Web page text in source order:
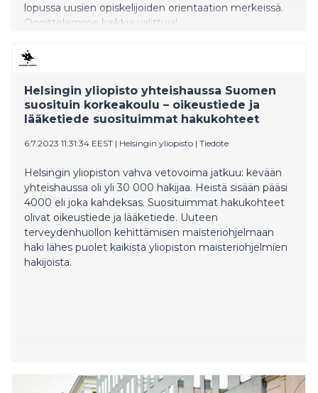
lopussa uusien opiskelijoiden orientaation merkeissä.
Onnittelemme kaikkia valittuja!
Helsingin yliopisto yhteishaussa Suomen
suosituin korkeakoulu – oikeustiede ja
lääketiede suosituimmat hakukohteet
6.7.2023 11:31:34 EEST | Helsingin yliopisto | Tiedote
Helsingin yliopiston vahva vetovoima jatkuu: kevään
yhteishaussa oli yli 30 000 hakijaa. Heistä sisään pääsi
4000 eli joka kahdeksas. Suosituimmat hakukohteet
olivat oikeustiede ja lääketiede. Uuteen
terveydenhuollon kehittämisen maisteriohjelmaan
haki lähes puolet kaikista yliopiston maisteriohjelmien
hakijoista.